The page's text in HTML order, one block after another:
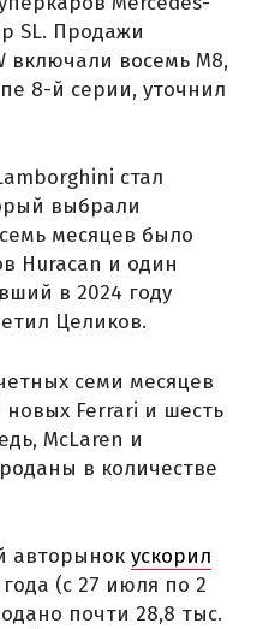
SL. Продажи
включали восемь M8,
8-й серии, уточнил
стал
выбрали
месяцев было
Huracan и один
в 2024 году
Целиков.
семи месяцев
новых Ferrari и шесть
McLaren и
в количестве
авторынок ускорил
(с 27 июля по 2
почти 28,8 тыс.